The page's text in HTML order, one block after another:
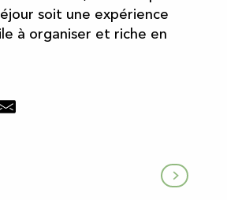
soit une expérience
à organiser et riche en